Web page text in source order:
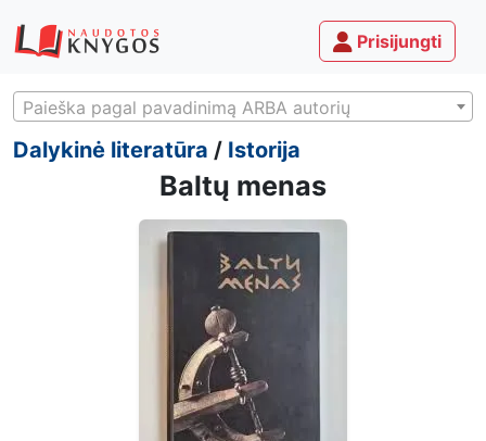
Prisijungti
Paieška pagal pavadinimą ARBA autorių
Dalykinė literatūra / Istorija
Baltų menas